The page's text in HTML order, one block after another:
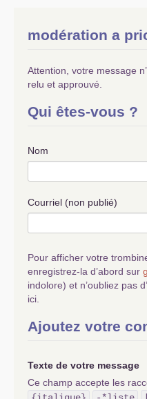
modération a
Attention, votre message
relu et approuvé.
Qui êtes-vous ?
Nom
Courriel (non publié)
Pour afficher votre
enregistrez-la d’abord sur
indolore) et n’oubliez pas
ici.
Ajoutez votre
Texte de votre message
Ce champ accepte les